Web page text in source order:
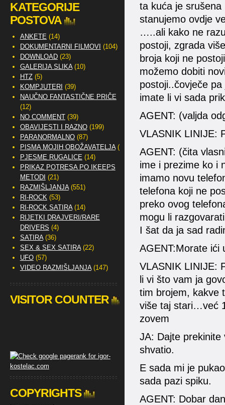
ta kuća je srušena
stanujemo ovdje
…..ali kako ne
postoji, zgrada
broja koji ne
možemo dobiti
postoji..čovječe
imate li vi sada
AGENT: (valjda
VLASNIK LINIJE:
AGENT: (čita
ime i prezime ko i
imamo novu
telefona koji ne
preko ovog
mogu li
I šat da ja sad
AGENT:Morate ići
VLASNIK LINIJE:
li vi što vam ja
tim brojem, kakve
više taj stari…već
zovem
JA: Dajte prekinite
shvatio.
E sada mi je
sada pazi spiku.
AGENT: Dobar
KATEGORIJE
POSTOVA
ANKETE (14)
DOKUMENTARNI FILMOVI (104)
DOWNLOAD(23)
GALERIJA SLIKA(10)
HTZ(5)
KOMPJUTERI (39)
NAUČNO FANTASTIČNE PRIČE
(12)
NO COMMENT(39)
OBAVIJESTI I RAZNO(199)
PARANORMALNO(87)
PISMA MOJIH OBOŽAVATELJA(2)
PJESME RUGALICE (14)
PRIKAZ POTRESA PO IKEEPS
METODI (21)
RAZMIŠLJANJA(551)
RI-ROCK(53)
RI-ROCK SATIRA(14)
RIJETKI DRAJVERI/RARE
DRIVERS (4)
SATIRA(36)
SEX & SEX SATIRA(22)
UFO(57)
VIDEO RAZMIŠLJANJA(147)
VISITOR COUNTER
COPYRIGHTS